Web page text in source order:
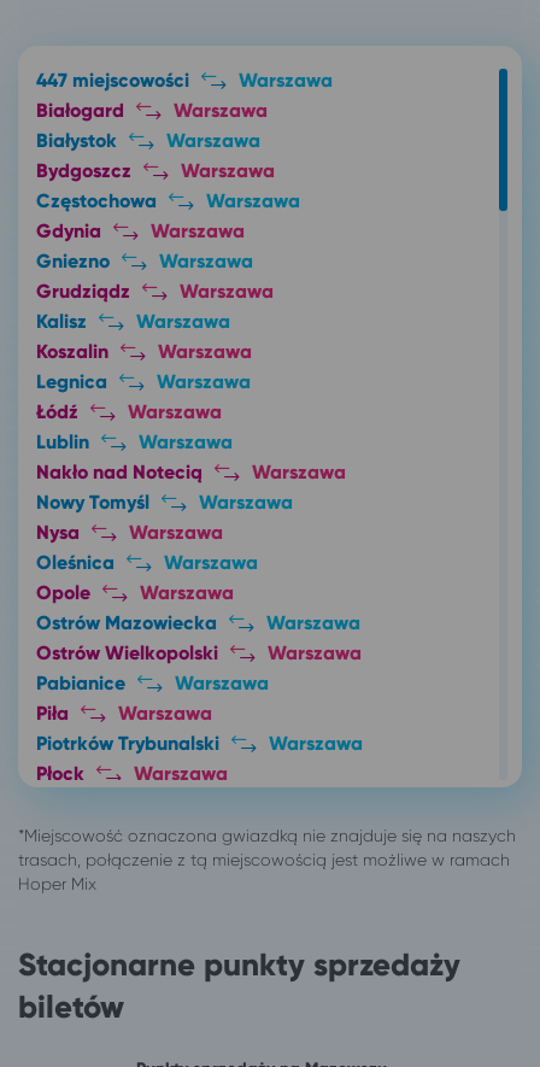
447 miejscowości
Warszawa
Białogard
Warszawa
Białystok
Warszawa
Bydgoszcz
Warszawa
Częstochowa
Warszawa
Gdynia
Warszawa
Gniezno
Warszawa
Grudziądz
Warszawa
Kalisz
Warszawa
Koszalin
Warszawa
Legnica
Warszawa
Łódź
Warszawa
Lublin
Warszawa
Nakło nad Notecią
Warszawa
Nowy Tomyśl
Warszawa
Nysa
Warszawa
Oleśnica
Warszawa
Opole
Warszawa
Ostrów Mazowiecka
Warszawa
Ostrów Wielkopolski
Warszawa
Pabianice
Warszawa
Piła
Warszawa
Piotrków Trybunalski
Warszawa
Płock
Warszawa
Puck
Warszawa
Radomsko
Warszawa
Sieradz
Świebodzin
Warszawa
Toruń
Warszawa
Wałbrzych
Stacjonarne punkty sprzedaży
biletów